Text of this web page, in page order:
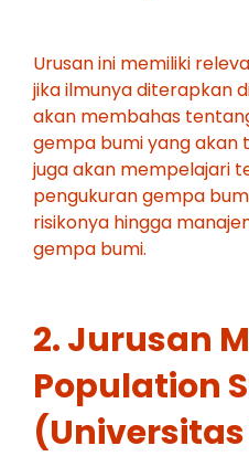
Urusan ini memiliki
jika ilmunya diterapkan
akan membahas
gempa bumi yang akan
juga akan mempelajari
pengukuran gempa
risikonya hingga
gempa bumi.
2. Jurusan
Population